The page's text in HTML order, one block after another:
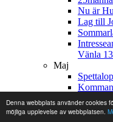
Denna webbplats använder cookies
möjliga upplevelse av webbplatsen.
Nu är
Lag till
Vänla
Maj
i juni!